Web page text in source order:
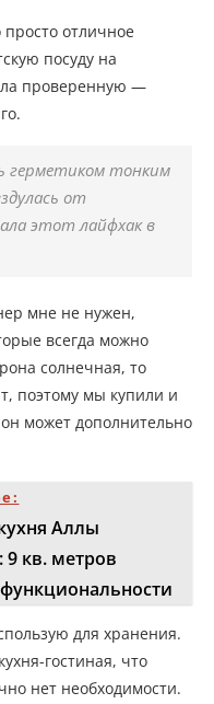
отличное
посуду на
проверенную —
герметиком тонким
от
этот лайфхак в
мне не нужен,
всегда можно
солнечная, то
поэтому мы купили и
может дополнительно
Аллы
кв. метров
для хранения.
гостиная, что
нет необходимости.